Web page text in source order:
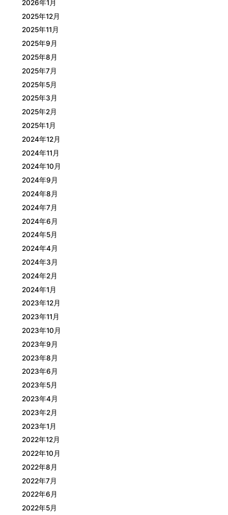
2026年1月
2025年12月
2025年11月
2025年9月
2025年8月
2025年7月
2025年5月
2025年3月
2025年2月
2025年1月
2024年12月
2024年11月
2024年10月
2024年9月
2024年8月
2024年7月
2024年6月
2024年5月
2024年4月
2024年3月
2024年2月
2024年1月
2023年12月
2023年11月
2023年10月
2023年9月
2023年8月
2023年6月
2023年5月
2023年4月
2023年2月
2023年1月
2022年12月
2022年10月
2022年8月
2022年7月
2022年6月
2022年5月